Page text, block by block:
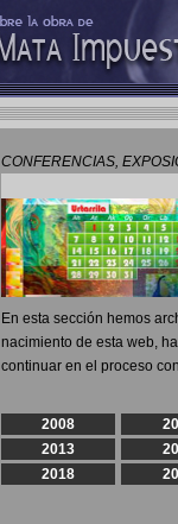
CONFERENCIAS,
En esta sección hemos
nacimiento de esta web,
continuar en el proceso
2008
2013
2018